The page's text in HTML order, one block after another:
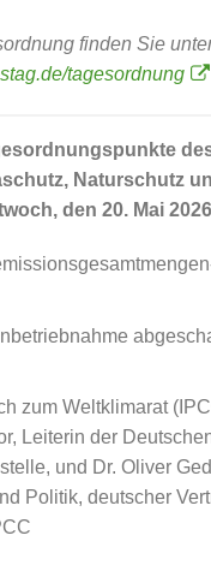
finden Sie
tagesordnung
Naturschutz
den 20. Mai 2026
zum Weltklimarat
Leiterin der
und Dr. Oliver
Politik, deutscher